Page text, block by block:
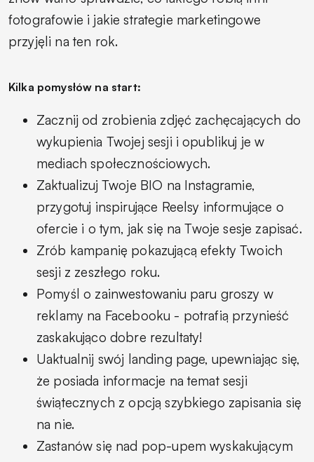
fotografowie i jakie strategie marketingowe
przyjęli na ten rok.
Kilka pomysłów na start:
Zacznij od zrobienia zdjęć zachęcających do
wykupienia Twojej sesji i opublikuj je w
mediach społecznościowych.
Zaktualizuj Twoje BIO na Instagramie,
przygotuj inspirujące Reelsy informujące o
ofercie i o tym, jak się na Twoje sesje zapisać.
Zrób kampanię pokazującą efekty Twoich
sesji z zeszłego roku.
Pomyśl o zainwestowaniu paru groszy w
reklamy na Facebooku - potrafią przynieść
zaskakująco dobre rezultaty!
Uaktualnij swój landing page, upewniając się,
że posiada informacje na temat sesji
świątecznych z opcją szybkiego zapisania się
na nie.
Zastanów się nad pop-upem wyskakującym